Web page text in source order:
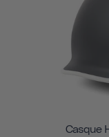
Casque